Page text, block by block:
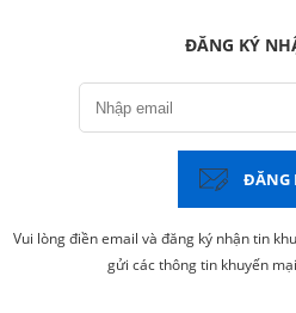
ĐĂNG KÝ
ĐĂNG
Vui lòng điền email và đăng ký nhận tin
gửi các thông tin khuyến